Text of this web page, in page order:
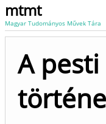
mtmt
Magyar Tudományos Művek Tára
A